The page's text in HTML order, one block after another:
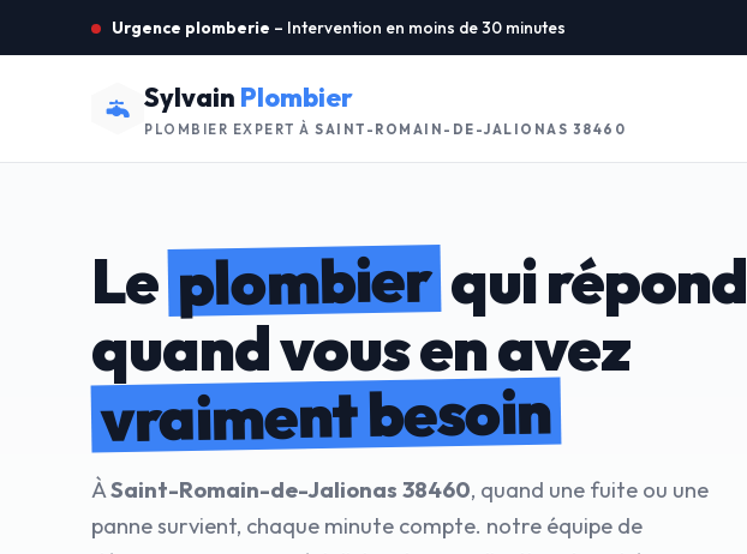
Urgence plomberie – Intervention en moins de 30 minutes
Sylvain Plombier
PLOMBIER EXPERT À SAINT-ROMAIN-DE-JALIONAS 38460
Leplombierqui répond
quand vous en avez
vraiment besoin
ÀSaint-Romain-de-Jalionas 38460, quand une fuite ou une
panne survient, chaque minute compte. notre équipe de